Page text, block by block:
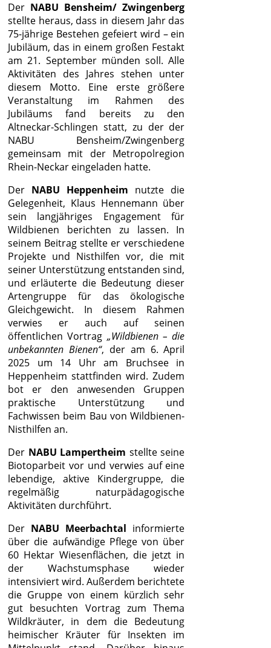
Der NABU Bensheim/ Zwingenberg
stellte heraus, dass in diesem Jahr das
75-jährige Bestehen gefeiert wird – ein
Jubiläum, das in einem großen Festakt
am 21. September münden soll. Alle
Aktivitäten des Jahres stehen unter
diesem Motto. Eine erste größere
Veranstaltung im Rahmen des
Jubiläums fand bereits zu den
Altneckar-Schlingen statt, zu der der
NABU Bensheim/Zwingenberg
gemeinsam mit der Metropolregion
Rhein-Neckar eingeladen hatte.
Der NABU Heppenheim nutzte die
Gelegenheit, Klaus Hennemann über
sein langjähriges Engagement für
Wildbienen berichten zu lassen. In
seinem Beitrag stellte er verschiedene
Projekte und Nisthilfen vor, die mit
seiner Unterstützung entstanden sind,
und erläuterte die Bedeutung dieser
Artengruppe für das ökologische
Gleichgewicht. In diesem Rahmen
verwies er auch auf seinen
öffentlichen Vortrag „Wildbienen – die
unbekannten Bienen“, der am 6. April
2025 um 14 Uhr am Bruchsee in
Heppenheim stattfinden wird. Zudem
bot er den anwesenden Gruppen
praktische Unterstützung und
Fachwissen beim Bau von Wildbienen-
Nisthilfen an.
Der NABU Lampertheim stellte seine
Biotoparbeit vor und verwies auf eine
lebendige, aktive Kindergruppe, die
regelmäßig naturpädagogische
Aktivitäten durchführt.
Der NABU Meerbachtal informierte
über die aufwändige Pflege von über
60 Hektar Wiesenflächen, die jetzt in
der Wachstumsphase wieder
intensiviert wird. Außerdem berichtete
die Gruppe von einem kürzlich sehr
gut besuchten Vortrag zum Thema
Wildkräuter, in dem die Bedeutung
heimischer Kräuter für Insekten im